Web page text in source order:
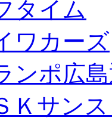
タイム
ワカーズ
ポ広島
サンス